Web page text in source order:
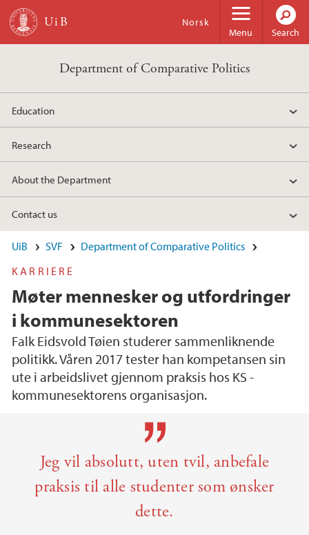
Skip to main content
Menu
Norsk
Search
Department of Comparative Politics
Education
Research
About the Department
Contact us
UiB SVF
Department of Comparative Politics
KARRIERE
Møter mennesker og utfordringer
i kommunesektoren
Falk Eidsvold Tøien studerer sammenliknende
politikk. Våren 2017 tester han kompetansen sin
ute i arbeidslivet gjennom praksis hos KS -
kommunesektorens organisasjon.
Jeg vil absolutt, uten tvil, anbefale
praksis til alle studenter som ønsker
dette.